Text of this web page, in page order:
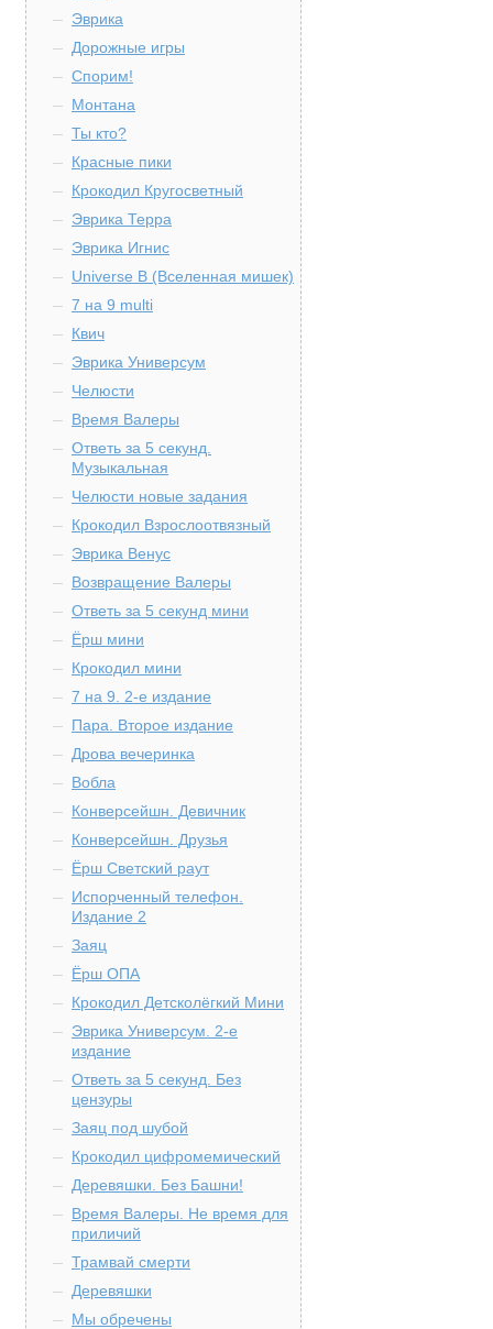
Эврика
Дорожные игры
Спорим!
Монтана
Ты кто?
Красные пики
Крокодил Кругосветный
Эврика Терра
Эврика Игнис
Universe B (Вселенная мишек)
7 на 9 multi
Квич
Эврика Универсум
Челюсти
Время Валеры
Ответь за 5 секунд.
Музыкальная
Челюсти новые задания
Крокодил Взрослоотвязный
Эврика Венус
Возвращение Валеры
Ответь за 5 секунд мини
Ёрш мини
Крокодил мини
7 на 9. 2-е издание
Пара. Второе издание
Дрова вечеринка
Вобла
Конверсейшн. Девичник
Конверсейшн. Друзья
Ёрш Светский раут
Испорченный телефон.
Издание 2
Заяц
Ёрш ОПА
Крокодил Детсколёгкий Мини
Эврика Универсум. 2-е
издание
Ответь за 5 секунд. Без
цензуры
Заяц под шубой
Крокодил цифромемический
Деревяшки. Без Башни!
Время Валеры. Не время для
приличий
Трамвай смерти
Деревяшки
Мы обречены